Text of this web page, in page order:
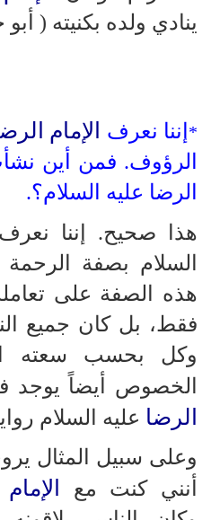
ينادي ولده بكنيته (
* إننا نعرف الإمام
الرؤوف. فمن أين
الرضا عليه السلام؟.
هذا صحيح. إننا نعرف
السلام بصفة الرحمة
هذه الصفة على
فقط، بل كان جميع
وكل بحسب سعته
الخصوص أيضاً يوجد
الرضا عليه السلام
وعلى سبيل المثال
أنني كنت مع